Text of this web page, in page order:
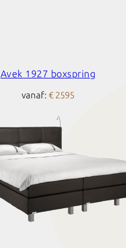
Avek 1927 boxspring
vanaf: € 2595